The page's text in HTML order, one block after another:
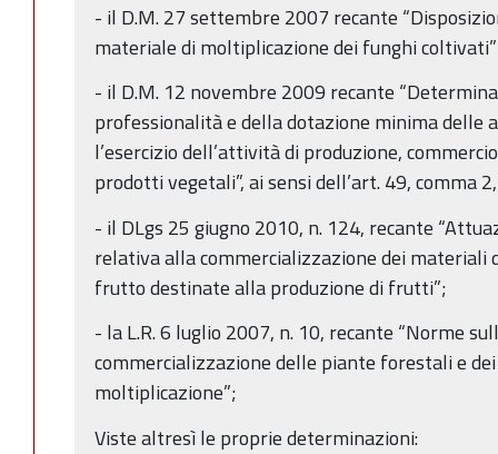
- il D.M. 27 settembre 2007 recante
materiale di moltiplicazione dei funghi
- il D.M. 12 novembre 2009 recante
professionalità e della dotazione minima delle
l’esercizio dell’attività di produzione,
prodotti vegetali”, ai sensi dell’art. 49, comma
- il DLgs 25 giugno 2010, n. 124, recante
relativa alla commercializzazione dei materiali
frutto destinate alla produzione di frutti”;
- la L.R. 6 luglio 2007, n. 10, recante “Norme
commercializzazione delle piante forestali e
moltiplicazione”;
Viste altresì le proprie determinazioni: